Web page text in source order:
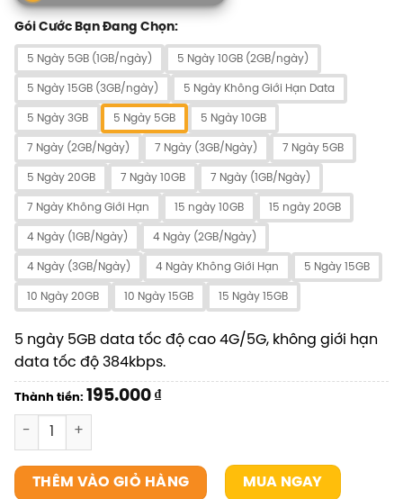
Gói Cước Bạn Đang Chọn:
5 Ngày 5GB (1GB/ngày) 5 Ngày 10GB (2GB/ngày)
5 Ngày 15GB (3GB/ngày) 5 Ngày Không Giới Hạn Data
5 Ngày 3GB 5 Ngày 5GB 5 Ngày 10GB
7 Ngày (2GB/Ngày) 7 Ngày (3GB/Ngày) 7 Ngày 5GB
5 Ngày 20GB 7 Ngày 10GB 7 Ngày (1GB/Ngày)
7 Ngày Không Giới Hạn 15 ngày 10GB 15 ngày 20GB
4 Ngày (1GB/Ngày) 4 Ngày (2GB/Ngày)
4 Ngày (3GB/Ngày) 4 Ngày Không Giới Hạn 5 Ngày 15GB
10 Ngày 20GB 10 Ngày 15GB 15 Ngày 15GB
5 ngày 5GB data tốc độ cao 4G/5G, không giới hạn
data tốc độ 384kbps.
Thành tiền: 195.000 ₫
eSIM Đông Nam Á số lượng
THÊM VÀO GIỎ HÀNG MUA NGAY